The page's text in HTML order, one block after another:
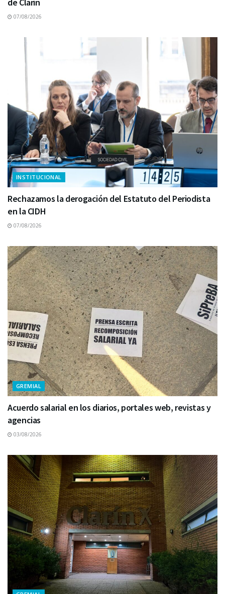
07/08/2026
INSTITUCIONAL
Rechazamos la derogación del Estatuto del Periodista
en la CIDH
07/08/2026
GREMIAL
Acuerdo salarial en los diarios, portales web, revistas y
agencias
03/08/2026